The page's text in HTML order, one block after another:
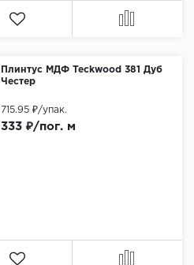
Плинтус МДФ Teckwood 381 Дуб
Честер
333 ₽/пог. м
715.95 ₽/упак.